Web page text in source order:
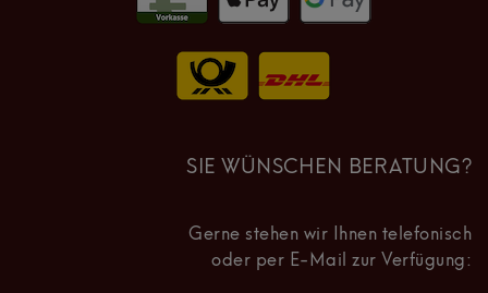
SIE WÜNSCHEN BERATUNG?
Gerne stehen wir Ihnen telefonisch
oder per E-Mail zur Verfügung: